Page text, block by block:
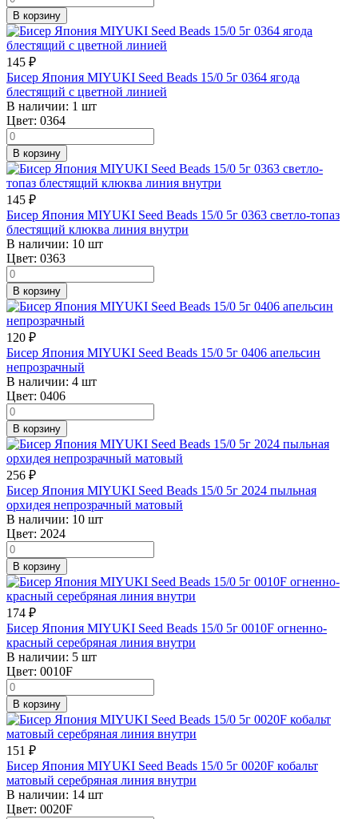
В корзину
145 ₽
Бисер Япония MIYUKI Seed Beads 15/0 5г 0364 ягода
блестящий с цветной линией
В наличии: 1 шт
Цвет: 0364
В корзину
145 ₽
Бисер Япония MIYUKI Seed Beads 15/0 5г 0363 светло-топаз
блестящий клюква линия внутри
В наличии: 10 шт
Цвет: 0363
В корзину
120 ₽
Бисер Япония MIYUKI Seed Beads 15/0 5г 0406 апельсин
непрозрачный
В наличии: 4 шт
Цвет: 0406
В корзину
256 ₽
Бисер Япония MIYUKI Seed Beads 15/0 5г 2024 пыльная
орхидея непрозрачный матовый
В наличии: 10 шт
Цвет: 2024
В корзину
174 ₽
Бисер Япония MIYUKI Seed Beads 15/0 5г 0010F огненно-
красный серебряная линия внутри
В наличии: 5 шт
Цвет: 0010F
В корзину
151 ₽
Бисер Япония MIYUKI Seed Beads 15/0 5г 0020F кобальт
матовый серебряная линия внутри
В наличии: 14 шт
Цвет: 0020F